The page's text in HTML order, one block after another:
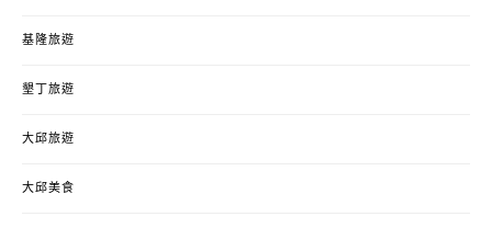
基隆旅遊
墾丁旅遊
大邱旅遊
大邱美食